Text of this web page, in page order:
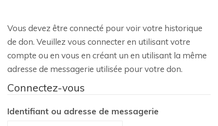
Vous devez être connecté pour voir votre historique
de don. Veuillez vous connecter en utilisant votre
compte ou en vous en créant un en utilisant la même
adresse de messagerie utilisée pour votre don.
Connectez-vous
Identifiant ou adresse de messagerie